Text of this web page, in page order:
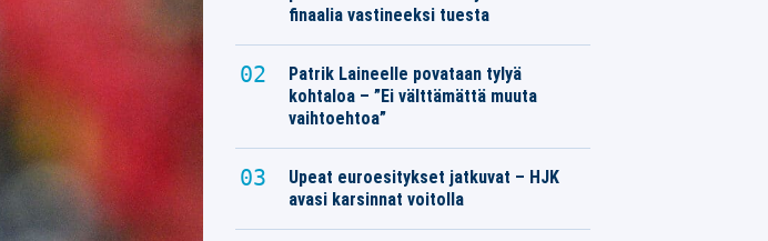
finaalia vastineeksi tuesta
Patrik Laineelle povataan tylyä
kohtaloa – ”Ei välttämättä muuta
vaihtoehtoa”
Upeat euroesitykset jatkuvat – HJK
avasi karsinnat voitolla